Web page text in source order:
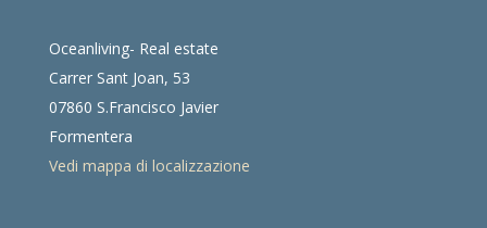
Oceanliving- Real estate
Carrer Sant Joan, 53
07860 S.Francisco Javier
Formentera
Vedi mappa di localizzazione